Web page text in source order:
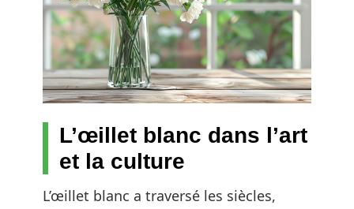
L’œillet blanc dans l’art
et la culture
L’œillet blanc a traversé les siècles,